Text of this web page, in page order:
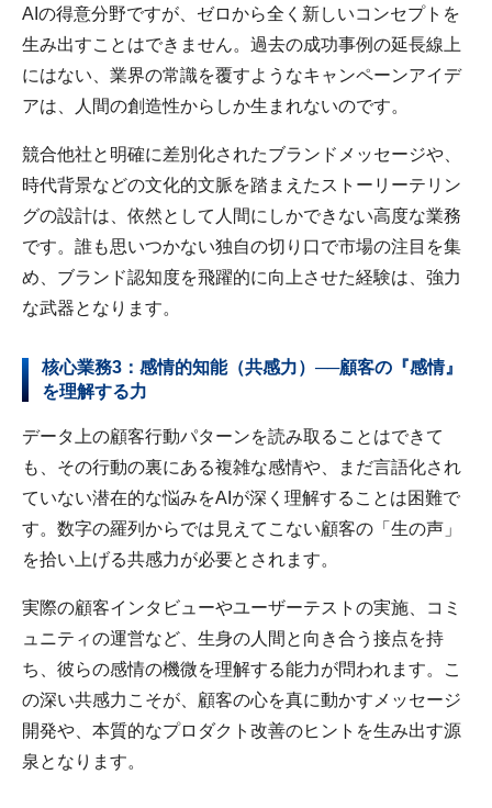
AIの得意分野ですが、ゼロから全く新しいコンセプトを
生み出すことはできません。過去の成功事例の延長線上
にはない、業界の常識を覆すようなキャンペーンアイデ
アは、人間の創造性からしか生まれないのです。
競合他社と明確に差別化されたブランドメッセージや、
時代背景などの文化的文脈を踏まえたストーリーテリン
グの設計は、依然として人間にしかできない高度な業務
です。誰も思いつかない独自の切り口で市場の注目を集
め、ブランド認知度を飛躍的に向上させた経験は、強力
な武器となります。
核心業務3：感情的知能（共感力）──顧客の『感情』
を理解する力
データ上の顧客行動パターンを読み取ることはできて
も、その行動の裏にある複雑な感情や、まだ言語化され
ていない潜在的な悩みをAIが深く理解することは困難で
す。数字の羅列からでは見えてこない顧客の「生の声」
を拾い上げる共感力が必要とされます。
実際の顧客インタビューやユーザーテストの実施、コミ
ュニティの運営など、生身の人間と向き合う接点を持
ち、彼らの感情の機微を理解する能力が問われます。こ
の深い共感力こそが、顧客の心を真に動かすメッセージ
開発や、本質的なプロダクト改善のヒントを生み出す源
泉となります。